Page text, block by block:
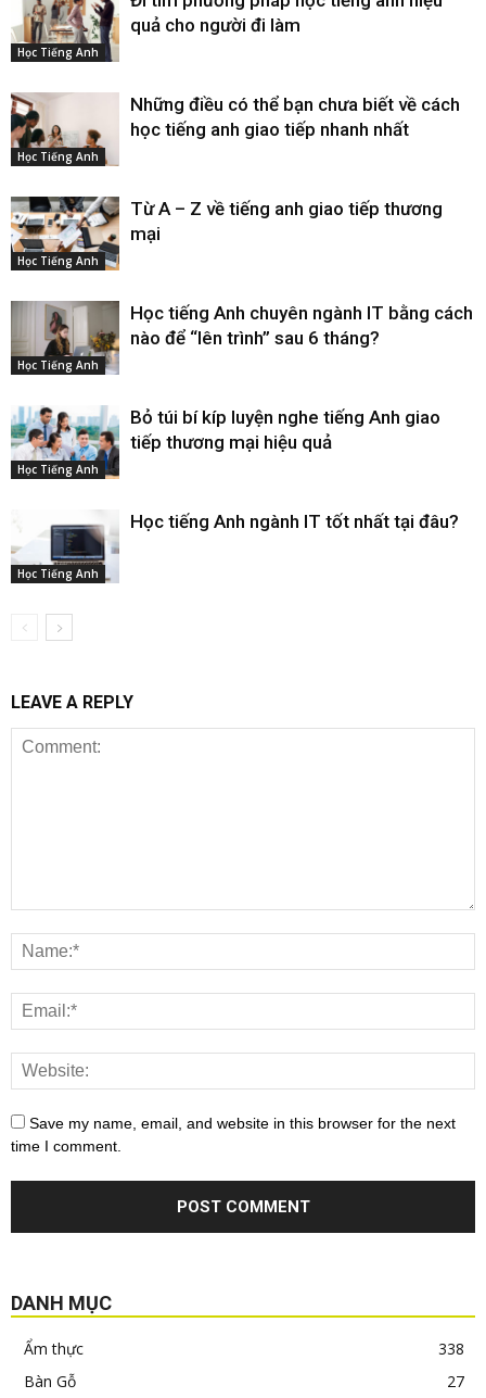
Học Tiếng Anh
quả cho người đi làm
Học Tiếng Anh
Những điều có thể bạn chưa biết về cách
học tiếng anh giao tiếp nhanh nhất
Học Tiếng Anh
Từ A – Z về tiếng anh giao tiếp thương
mại
Học Tiếng Anh
Học tiếng Anh chuyên ngành IT bằng cách
nào để “lên trình” sau 6 tháng?
Học Tiếng Anh
Bỏ túi bí kíp luyện nghe tiếng Anh giao
tiếp thương mại hiệu quả
Học Tiếng Anh
Học tiếng Anh ngành IT tốt nhất tại đâu?
LEAVE A REPLY
Save my name, email, and website in this browser for the next
time I comment.
DANH MỤC
Ẩm thực
338
Bàn Gỗ
27